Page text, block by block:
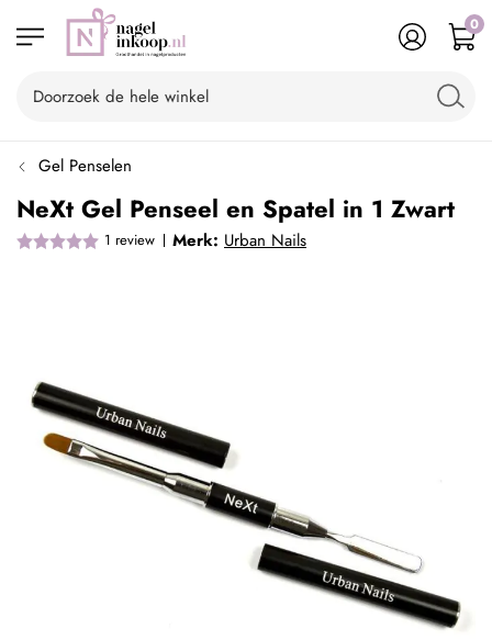
0
Gel Penselen
NeXt Gel Penseel en Spatel in 1 Zwart
1 review Merk: Urban Nails